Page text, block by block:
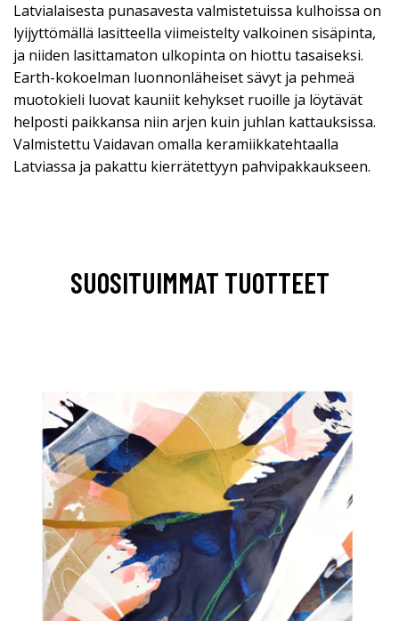
Latvialaisesta punasavesta valmistetuissa kulhoissa on
lyijyttömällä lasitteella viimeistelty valkoinen sisäpinta,
ja niiden lasittamaton ulkopinta on hiottu tasaiseksi.
Earth-kokoelman luonnonläheiset sävyt ja pehmeä
muotokieli luovat kauniit kehykset ruoille ja löytävät
helposti paikkansa niin arjen kuin juhlan kattauksissa.
Valmistettu Vaidavan omalla keramiikkatehtaalla
Latviassa ja pakattu kierrätettyyn pahvipakkaukseen.
SUOSITUIMMAT TUOTTEET